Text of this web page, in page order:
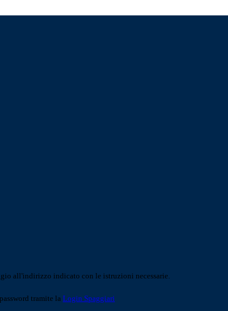
all'indirizzo indicato con le istruzioni necessarie.
tramite la Login Spaggiari